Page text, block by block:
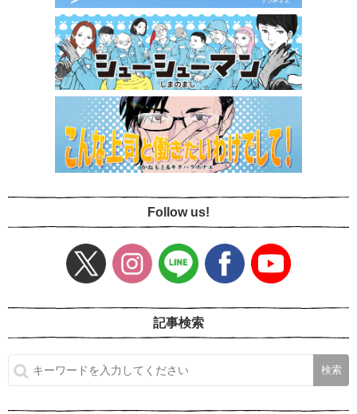
Follow us!
記事検索